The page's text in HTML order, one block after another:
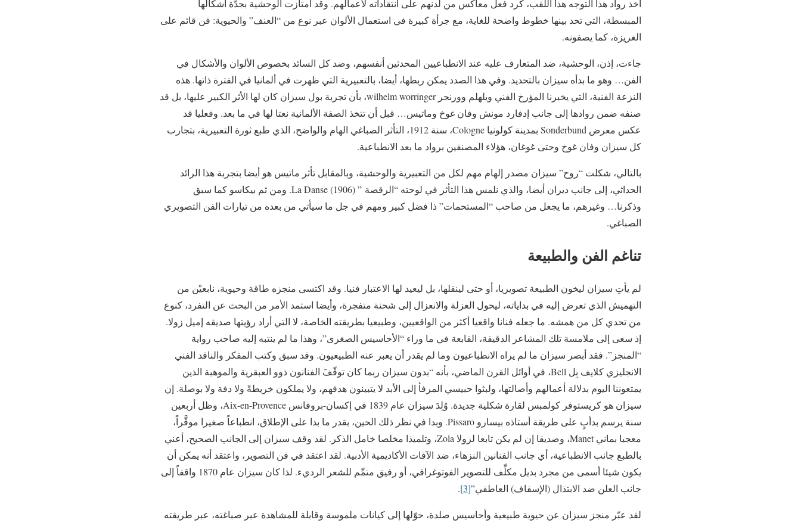
أخذ رواد هذا التوجه هذا اللقب، كرد فعل معاكس من لدنهم على انتقاداته لأعمالهم. وقد امتازت الوحشية بجدّة أشكالها
المبسطة، التي تحد بينها خطوط واضحة للغاية، مع جرأة كبيرة في استعمال الألوان عبر نوع من “العنف” والحيوية: فن قائم على
الغريزة، كما يصفونه.
جاءت، إذن، الوحشية، ضد المتعارف عليه عند الانطباعيين المحدثين أنفسهم، وضد كل السائد بخصوص الألوان والأشكال في
الفن… وهو ما بدأه سيزان بالتحديد. وفي هذا الصدد يمكن ربطها، أيضا، بالتعبيرية التي ظهرت في ألمانيا في الفترة ذاتها. هذه
النزعة الفنية، التي يخبرنا المؤرخ الفني ويلهلم وورنجر wilhelm worringer، بأن تجربة بول سيزان كان لها الأثر الكبير عليها، بل قد
صنفه ضمن روادها إلى جانب إدفارد مونش وفان غوخ وماتيس… قبل أن تتخذ الصفة الألمانية نعتا لها في ما بعد. وفعليا قد
عكس معرض Sonderbund بمدينة كولونيا Cologne، سنة 1912، التأثر الصباغي الهام والواضح، الذي طبع ثورة التعبيرية، بتجارب
كل سيزان وفان غوخ وحتى غوغان، هؤلاء المصنفين برواد ما بعد الانطباعية.
بالتالي، شكلت “روح” سيزان مصدر إلهام مهم لكل من التعبيرية والوحشية، وبالمقابل تأثر ماتيس هو أيضا بتجربة هذا الرائد
الحداثي، إلى جانب ديران أيضا، والذي نلمس هذا التأثر في لوحته “الرقصة ” La Danse (1906). ومن ثم بيكاسو كما سبق
وذكرنا… وغيرهم، ما يجعل من صاحب “المستحمات” ذا فضل كبير ومهم في جل ما سيأتي من بعده من تيارات الفن التصويري
الصباغي.
تناغم الفن والطبيعة
لم يأتِ سيزان ليخون الطبيعة تصويريا، أو حتى لينقلها، بل ليعيد لها الاعتبار فنيا. وقد اكتسى منجزه طاقة وحيوية، نابعيْن من
التهميش الذي تعرض إليه في بداياته، ليحول العزلة والانعزال إلى شحنة متفجرة، وأيضا استمد الأمر من البحث عن التفرد، كنوع
من تحدي كل من همشه. ما جعله فنانا واقعيا أكثر من الواقعيين، وطبيعيا بطريقته الخاصة، لا التي أراد رؤيتها صديقه إميل زولا.
إذ سعى إلى ملامسة تلك المشاعر الدقيقة، القابعة في ما وراء “الأحاسيس الصغرى”، وهذا ما لم ينتبه إليه صاحب رواية
“المنجز”. فقد أبصر سيزان ما لم يراه الانطباعيون وما لم يقدر أن يعبر عنه الطبيعيون. وقد سبق وكتب المفكر والناقد الفني
الانجليزي كلايف بِل Bell، في أوائل القرن الماضي، بأنه “بدون سيزان ربما كان توقّفَ الفنانون ذوو العبقرية والموهبة الذين
يمتعوننا اليوم بدلالة أعمالهم وأصالتها، ولبثوا حبيسي المرفأ إلى الأبد لا يتبينون هدفهم، ولا يملكون خريطةً ولا دفة ولا بوصلة. إن
سيزان هو كريستوفر كولمبس لقارة شكلية جديدة. وُلِدَ سيزان عام 1839 في إكسان-بروفانس Aix-en-Provence، وظل أربعين
سنة يرسم بدأبٍ على طريقة أستاذه بيسارو Pissaro. وبدا في نظر ذلك الحين، بقدر ما بدا على الإطلاق، انطباعاً صغيرا موقَّراً،
معجبا بماني Manet، وصديقا إن لم يكن تابعا لزولا Zola، وتلميذا مخلصا خامل الذكر. لقد وقف سيزان إلى الجانب الصحيح، أعني
بالطبع جانب الانطباعية، أي جانب الفنانين النزهاء، ضد الآفات الأكاديمية الأدبية. لقد اعتقد في فن التصوير، واعتقد أنه يمكن أن
يكون شيئا أسمى من مجرد بديل مكلِّف للتصوير الفوتوغرافي، أو رفيق متمِّم للشعر الرديء. لذا كان سيزان عام 1870 واقفاً إلى
جانب العلن ضد الابتذال (الإسفاف) العاطفي”[3]
.
لقد عبّر منجز سيزان عن حيوية طبيعية وأحاسيس صلدة، حوّلها إلى كيانات ملموسة وقابلة للمشاهدة عبر صباغته، عبر طريقته